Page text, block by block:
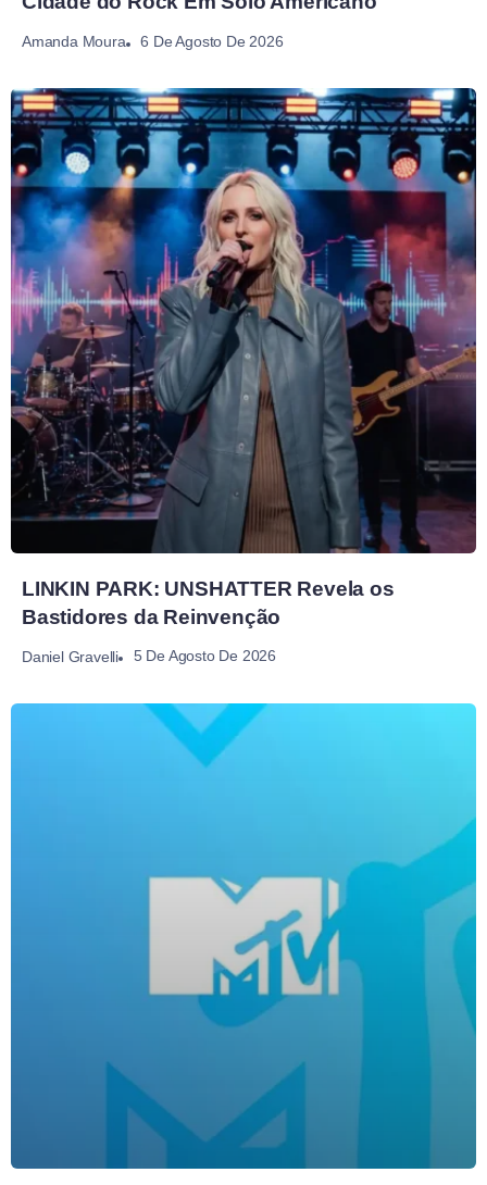
Amanda Moura 6 De Agosto De 2026
LINKIN PARK: UNSHATTER Revela os
Bastidores da Reinvenção
Daniel Gravelli 5 De Agosto De 2026